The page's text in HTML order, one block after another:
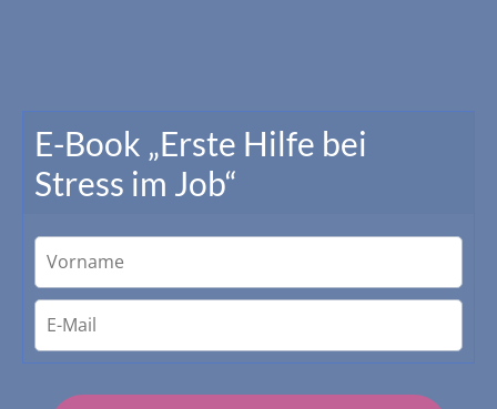
E-Book „Erste Hilfe bei
Stress im Job“